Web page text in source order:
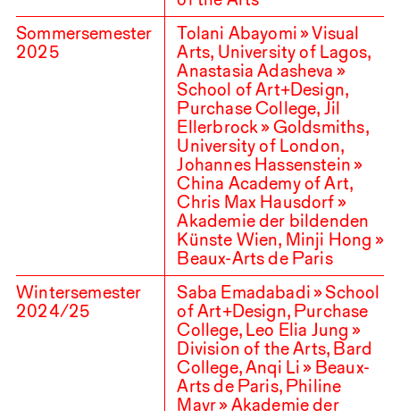
Sommersemester
2025
Tolani Abayomi » Visual
Arts, University of Lagos,
Anastasia Adasheva »
School of Art+Design,
Purchase College, Jil
Ellerbrock » Goldsmiths,
University of London,
Johannes Hassenstein »
China Academy of Art,
Chris Max Hausdorf »
Akademie der bildenden
Künste Wien, Minji Hong »
Beaux-Arts de Paris
Wintersemester
2024/25
Saba Emadabadi » School
of Art+Design, Purchase
College, Leo Elia Jung »
Division of the Arts, Bard
College, Anqi Li » Beaux-
Arts de Paris, Philine
Mayr » Akademie der